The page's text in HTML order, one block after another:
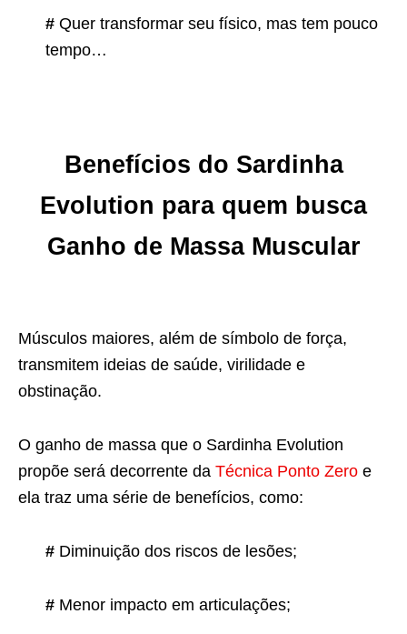
# Quer transformar seu físico, mas tem pouco
tempo…
Benefícios do Sardinha
Evolution para quem busca
Ganho de Massa Muscular
Músculos maiores, além de símbolo de força,
transmitem ideias de saúde, virilidade e
obstinação.
O ganho de massa que o Sardinha Evolution
propõe será decorrente da Técnica Ponto Zero e
ela traz uma série de benefícios, como:
# Diminuição dos riscos de lesões;
# Menor impacto em articulações;